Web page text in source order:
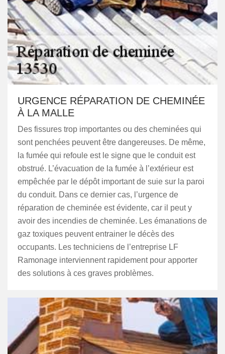
URGENCE RÉPARATION DE CHEMINÉE
À LA MALLE
Des fissures trop importantes ou des cheminées qui
sont penchées peuvent être dangereuses. De même,
la fumée qui refoule est le signe que le conduit est
obstrué. L’évacuation de la fumée à l’extérieur est
empêchée par le dépôt important de suie sur la paroi
du conduit. Dans ce dernier cas, l’urgence de
réparation de cheminée est évidente, car il peut y
avoir des incendies de cheminée. Les émanations de
gaz toxiques peuvent entrainer le décès des
occupants. Les techniciens de l’entreprise LF
Ramonage interviennent rapidement pour apporter
des solutions à ces graves problèmes.